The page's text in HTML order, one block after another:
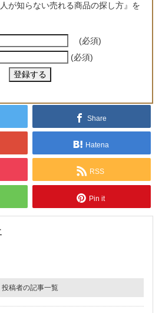
が知らない売れる商品の探し方』を
(必須)
(必須)
Share
Hatena
RSS
Pin it
投稿者の記事一覧